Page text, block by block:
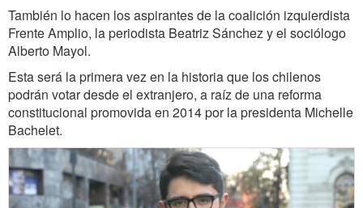
También lo hacen los aspirantes de la coalición izquierdista
Frente Amplio, la periodista Beatriz Sánchez y el sociólogo
Alberto Mayol.
Esta será la primera vez en la historia que los chilenos
podrán votar desde el extranjero, a raíz de una reforma
constitucional promovida en 2014 por la presidenta Michelle
Bachelet.